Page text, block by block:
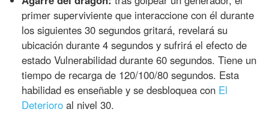
primer superviviente que interaccione con él durante
los siguientes 30 segundos gritará, revelará su
ubicación durante 4 segundos y sufrirá el efecto de
estado Vulnerabilidad durante 60 segundos. Tiene un
tiempo de recarga de 120/100/80 segundos. Esta
habilidad es enseñable y se desbloquea con El
Deterioro al nivel 30.